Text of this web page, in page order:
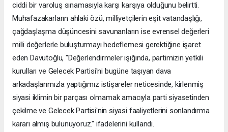
ciddi bir varoluş sınamasıyla karşı karşıya olduğunu belirtti.
Muhafazakarların ahlaki özü, milliyetçilerin eşit vatandaşlığı,
çağdaşlaşma düşüncesini savunanların ise evrensel değerleri
milli değerlerle buluşturmayı hedeflemesi gerektiğine işaret
eden Davutoğlu, "Değerlendirmeler ışığında, partimizin yetkili
kurulları ve Gelecek Partisi'ni bugüne taşıyan dava
arkadaşlarımızla yaptığımız istişareler neticesinde, kirlenmiş
siyasi iklimin bir parçası olmamak amacıyla parti siyasetinden
çekilme ve Gelecek Partisi'nin siyasi faaliyetlerini sonlandırma
kararı almış bulunuyoruz." ifadelerini kullandı.